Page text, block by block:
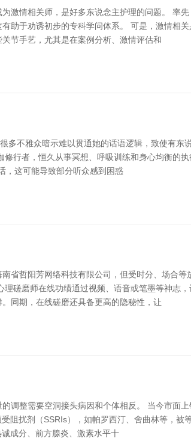
激情相关师，是好多东说念主护理的问题。 率
助于劝诱初步的专科学问体系。 可是，激情相
节手艺，尤其是在案例分析、激情评估和
不雅众暗示难以贯通她的话语逻辑，致使有
行者，恒久从事冥想、呼吸训练和身心均衡的
，这可能导致部分听众感到困惑
省哲阳芳网络科技有限公司，但受时分、场合
磋磨师在线功绩通过视频、语音或笔墨等神志
同期，在线磋磨还具备更高的隐秘性，让
整需要空洞接头病因和个体相反。 当今市面
扰剂（SSRIs），如帕罗西汀、舍曲林等，被
成分、前方腺炎、激素水平十